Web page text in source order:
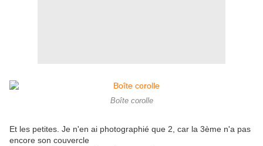
Boîte corolle
Et les petites. Je n'en ai photographié que 2, car la 3ème n'a pas
encore son couvercle